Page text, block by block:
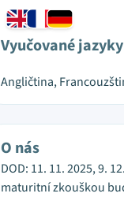
Vyučované jazyky
Angličtina,
O nás
DOD: 11. 11. 2025, 9.
maturitní zkouškou